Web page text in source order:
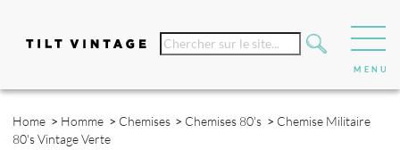
Home > Homme > Chemises > Chemises 80's > Chemise Militaire
80's Vintage Verte